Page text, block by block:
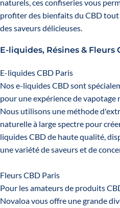
naturels, ces confiseries vous
profiter des bienfaits du CBD
des saveurs délicieuses.
E-liquides, Résines & Fleurs
E-liquides CBD Paris
Nos e-liquides CBD sont
pour une expérience de vapotage
Nous utilisons une méthode
naturelle à large spectre pour
liquides CBD de haute qualité,
une variété de saveurs et de
Fleurs CBD Paris
Pour les amateurs de produits
Novaloa vous offre une grande